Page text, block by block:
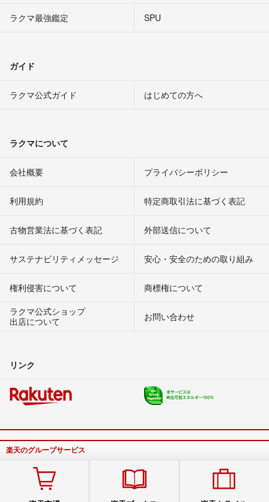
ラクマ最強鑑定
SPU
ガイド
ラクマ公式ガイド はじめての方へ
ラクマについて
会社概要 プライバシーポリシー
利用規約 特定商取引法に基づく表記
古物営業法に基づく表記 外部送信について
サステナビリティメッセージ 安心・安全のための取り組み
権利侵害について
商標権について
ラクマ公式ショップ
出店について
お問い合わせ
リンク
楽天のグループサービス